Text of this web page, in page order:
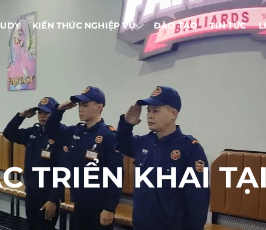
KIẾN THỨC NGHIỆP VỤ ĐÀO TẠO TIN TỨC
TRIỂN KHAI TẠI